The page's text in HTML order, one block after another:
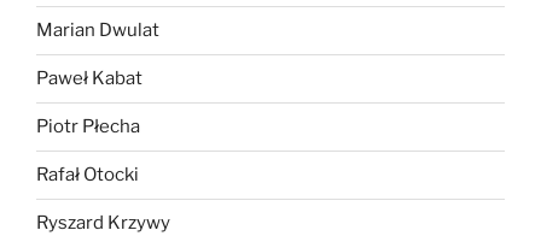
Marian Dwulat
Paweł Kabat
Piotr Płecha
Rafał Otocki
Ryszard Krzywy